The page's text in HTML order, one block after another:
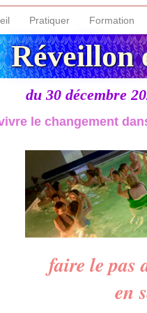
Pratiquer Formation
Réveillon
du 30 décembre
le changement
faire le pas
en